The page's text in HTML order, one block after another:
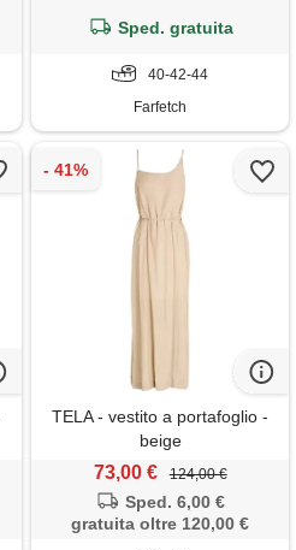
Sped. gratuita
40-42-44
Farfetch
TELA - vestito a portafoglio -
beige
73,00 € 124,00 €
Sped. 6,00 €
gratuita oltre 120,00 €